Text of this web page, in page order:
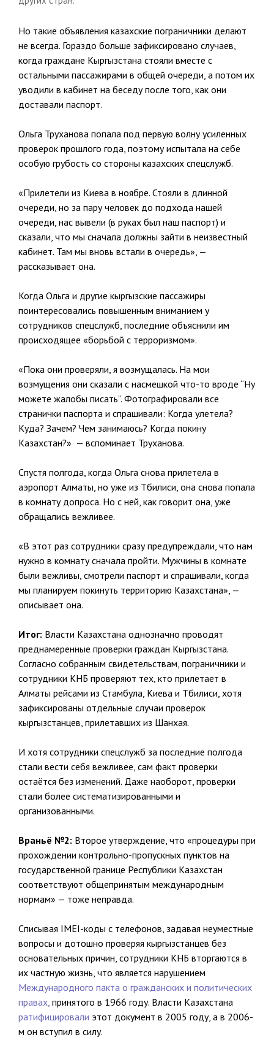
Но такие объявления казахские пограничники делают
не всегда. Гораздо больше зафиксировано случаев,
когда граждане Кыргызстана стояли вместе с
остальными пассажирами в общей очереди, а потом их
уводили в кабинет на беседу после того, как они
доставали паспорт.
Ольга Труханова попала под первую волну усиленных
проверок прошлого года, поэтому испытала на себе
особую грубость со стороны казахских спецслужб.
«Прилетели из Киева в ноябре. Стояли в длинной
очереди, но за пару человек до подхода нашей
очереди, нас вывели (в руках был наш паспорт) и
сказали, что мы сначала должны зайти в неизвестный
кабинет. Там мы вновь встали в очередь», —
рассказывает она.
Когда Ольга и другие кыргызские пассажиры
поинтересовались повышенным вниманием у
сотрудников спецслужб, последние объяснили им
происходящее «борьбой с терроризмом».
«Пока они проверяли, я возмущалась. На мои
возмущения они сказали с насмешкой что-то вроде “Ну
можете жалобы писать”. Фотографировали все
странички паспорта и спрашивали: Когда улетела?
Куда? Зачем? Чем занимаюсь? Когда покину
Казахстан?» — вспоминает Труханова.
Спустя полгода, когда Ольга снова прилетела в
аэропорт Алматы, но уже из Тбилиси, она снова попала
в комнату допроса. Но с ней, как говорит она, уже
обращались вежливее.
«В этот раз сотрудники сразу предупреждали, что нам
нужно в комнату сначала пройти. Мужчины в комнате
были вежливы, смотрели паспорт и спрашивали, когда
мы планируем покинуть территорию Казахстана», —
описывает она.
Итог: Власти Казахстана однозначно проводят
преднамеренные проверки граждан Кыргызстана.
Согласно собранным свидетельствам, пограничники и
сотрудники КНБ проверяют тех, кто прилетает в
Алматы рейсами из Стамбула, Киева и Тбилиси, хотя
зафиксированы отдельные случаи проверок
кыргызстанцев, прилетавших из Шанхая.
И хотя сотрудники спецслужб за последние полгода
стали вести себя вежливее, сам факт проверки
остаётся без изменений. Даже наоборот, проверки
стали более систематизированными и
организованными.
Враньё №2: Второе утверждение, что «процедуры при
прохождении контрольно-пропускных пунктов на
государственной границе Республики Казахстан
соответствуют общепринятым международным
нормам» — тоже неправда.
Списывая IMEI-коды с телефонов, задавая неуместные
вопросы и дотошно проверяя кыргызстанцев без
основательных причин, сотрудники КНБ вторгаются в
их частную жизнь, что является нарушением
Международного пакта о гражданских и политических
правах, принятого в 1966 году. Власти Казахстана
ратифицировали этот документ в 2005 году, а в 2006-
м он вступил в силу.